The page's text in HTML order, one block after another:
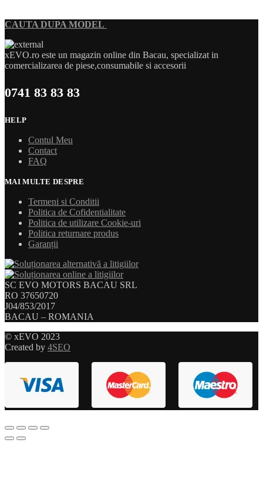
CAUTA DUPA MODEL
xEVO.ro este un magazin online din Bacau, specializat in
comercializarea de piese,consumabile si accesorii
0741 83 83 83
HELP
Contul Meu
Contact
FAQ
MAI MULTE DESPRE
Termeni si Conditii
Politica de Cofidentialitate
Politica de utilizare Cookie-uri
Politica returnare produs
Garanții
SC EVO MOTORS BACAU SRL
RO 37650720
J04/853/2017
BACAU – ROMANIA
© xEVO 2023
Created by 4SEO